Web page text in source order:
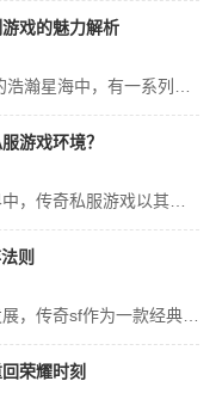
戏的魅力解析
游戏环境？
则
荣耀时刻